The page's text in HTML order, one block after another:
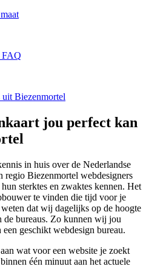
FAQ
Biezenmortel
jou perfect kan
in huis over de Nederlandse
regio Biezenmortel webdesigners
sterktes en zwaktes kennen. Het
te vinden die tijd voor je
dat wij dagelijks op de hoogte
de bureaus. Zo kunnen wij jou
geschikt webdesign bureau.
wat voor een website je zoekt
één minuut aan het actuele